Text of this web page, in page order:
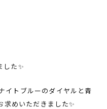
した✨
イトブルーのダイヤルと青
求めいただきました✨